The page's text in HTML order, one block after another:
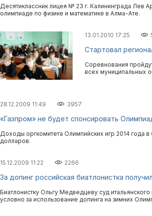
Десятиклассник лицея № 23 г. Калининграда Лев
олимпиаде по физике и математике в Алма-Ате.
13.01.2010 17:25
Стартовал
Соревнования
всех муниципальных
28.12.2009 11:49 3957
«Газпром» не будет спонсировать
Доходы оргкомитета Олимпийских игр 2014 года
долларов.
15.12.2009 11:22 2266
За допинг российская биатлонистка
Биатлонистку Ольгу Медведцеву суд
условно за использование допинга на зимних